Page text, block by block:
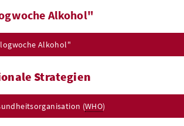
Alkohol"
Alkohol"
Strategien
(WHO)